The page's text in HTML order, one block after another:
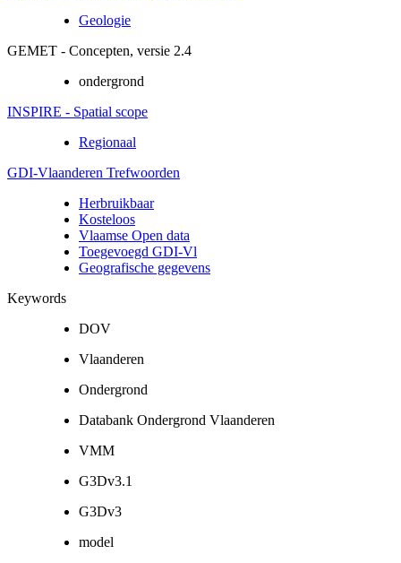
Geologie
GEMET - Concepten, versie 2.4
ondergrond
INSPIRE - Spatial scope
Regionaal
GDI-Vlaanderen Trefwoorden
Herbruikbaar
Kosteloos
Vlaamse Open data
Toegevoegd GDI-Vl
Geografische gegevens
Keywords
DOV
Vlaanderen
Ondergrond
Databank Ondergrond Vlaanderen
VMM
G3Dv3.1
G3Dv3
model